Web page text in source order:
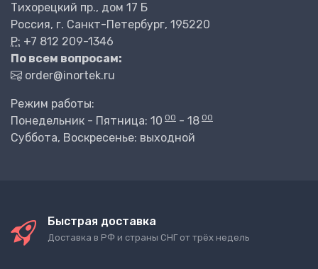
Тихорецкий пр., дом 17 Б
Россия, г. Санкт-Петербург, 195220
P: +7 812 209-1346
По всем вопросам:
order@inortek.ru
Режим работы:
Понедельник - Пятница: 10 00 - 18 00
Суббота, Воскресенье: выходной
Быстрая доставка
Доставка в РФ и страны СНГ от трёх недель